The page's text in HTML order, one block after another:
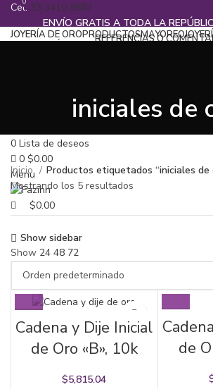
Cel. 33 3410 9687
ENVÍO GRATIS A TODA LA
REFERENCIAS O
JOYERÍA DE OROPRODUCTOSMAYOREO
BLOGCATÁLOGOS
0 Lista de deseos
0 $0.00
Menu
$0.00
iniciales de
Inicio
Productos etiquetados “iniciales de
Mostrando los 5 resultados
Show sidebar
Show 24 48 72
Cadena y Dije Inicial
de Oro «B», 10k
$5,815.04
de